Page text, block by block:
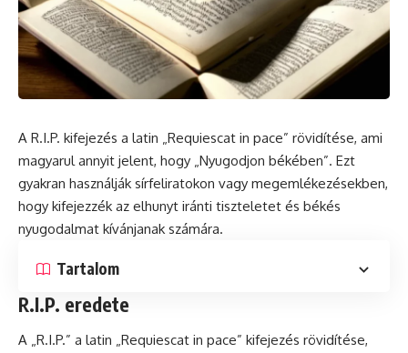
A R.I.P. kifejezés a latin „Requiescat in pace” rövidítése, ami
magyarul annyit jelent, hogy „Nyugodjon békében”. Ezt
gyakran használják sírfeliratokon vagy megemlékezésekben,
hogy kifejezzék az elhunyt iránti tiszteletet és békés
nyugodalmat kívánjanak számára.
Tartalom
R.I.P. eredete
A „R.I.P.” a latin „Requiescat in pace” kifejezés rövidítése,